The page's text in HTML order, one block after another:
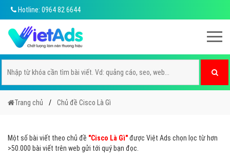
Hotline: 0964 82 6644
Trang chủ Chủ đề Cisco Là Gì
Một số bài viết theo chủ đề "Cisco Là Gì"được Việt Ads chọn lọc từ hơn
>50.000 bài viết trên web gửi tới quý bạn đọc.